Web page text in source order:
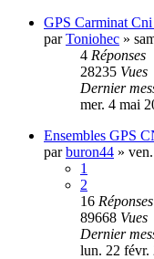
GPS Carminat Cni
parToniohec »
4 Réponses
28235 Vues
Dernier
mer. 4 mai
Ensembles GPS
parburon44 »
1
2
16 Réponses
89668 Vues
Dernier
lun. 22 févr.